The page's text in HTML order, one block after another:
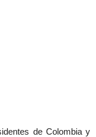
de Colombia y